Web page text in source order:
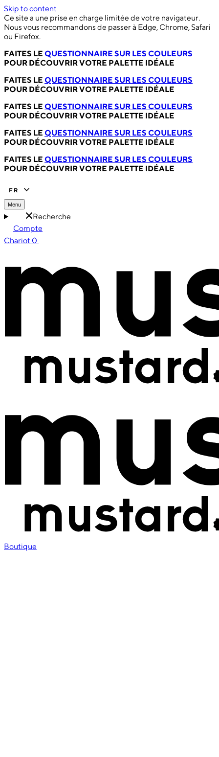
Skip to content
Ce site a une prise en charge limitée de votre navigateur.
Nous vous recommandons de passer à Edge, Chrome, Safari
ou Firefox.
FAITES LE QUESTIONNAIRE SUR LES COULEURS
POUR DÉCOUVRIR VOTRE PALETTE IDÉALE
FAITES LE QUESTIONNAIRE SUR LES COULEURS
POUR DÉCOUVRIR VOTRE PALETTE IDÉALE
FAITES LE QUESTIONNAIRE SUR LES COULEURS
POUR DÉCOUVRIR VOTRE PALETTE IDÉALE
FAITES LE QUESTIONNAIRE SUR LES COULEURS
POUR DÉCOUVRIR VOTRE PALETTE IDÉALE
FAITES LE QUESTIONNAIRE SUR LES COULEURS
POUR DÉCOUVRIR VOTRE PALETTE IDÉALE
FR
Menu
Recherche
Compte
Chariot 0
Boutique